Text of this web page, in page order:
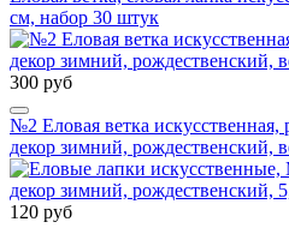
см, набор 30 штук
300 руб
№2 Еловая ветка искусственная,
декор зимний, рождественский,
120 руб